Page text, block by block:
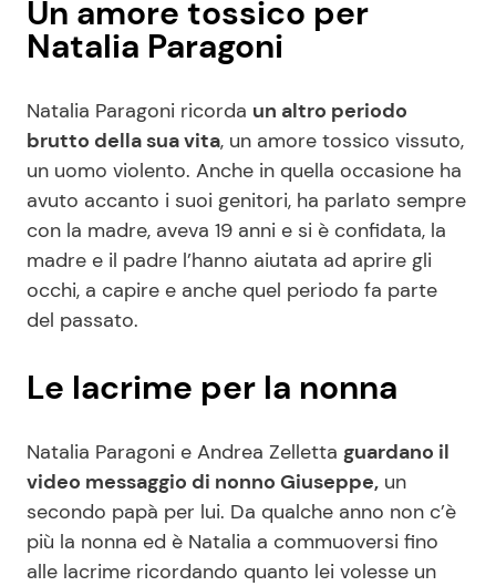
Un amore tossico per
Natalia Paragoni
Natalia Paragoni ricorda un altro periodo
brutto della sua vita, un amore tossico vissuto,
un uomo violento. Anche in quella occasione ha
avuto accanto i suoi genitori, ha parlato sempre
con la madre, aveva 19 anni e si è confidata, la
madre e il padre l’hanno aiutata ad aprire gli
occhi, a capire e anche quel periodo fa parte
del passato.
Le lacrime per la nonna
Natalia Paragoni e Andrea Zelletta guardano il
video messaggio di nonno Giuseppe, un
secondo papà per lui. Da qualche anno non c’è
più la nonna ed è Natalia a commuoversi fino
alle lacrime ricordando quanto lei volesse un